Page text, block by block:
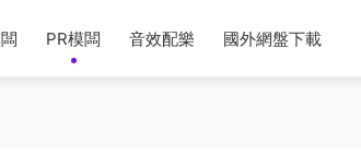
PR模闆 音效配樂 國外網盤下載